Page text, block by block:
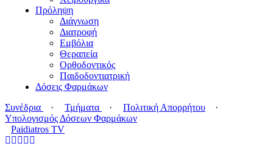
Πρόληψη
Διάγνωση
Διατροφή
Εμβόλια
Θεραπεία
Ορθοδοντικός
Παιδοδοντιατρική
Δόσεις Φαρμάκων
Συνέδρια
· Τμήματα · Πολιτική Απορρήτου
·
Υπολογισμός Δόσεων Φαρμάκων
Paidiatros TV